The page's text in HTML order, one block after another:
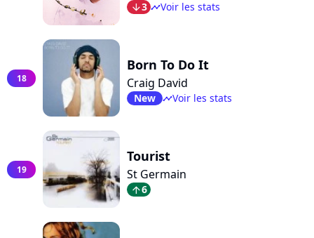
arrow_bot3 timelineVoir les stats
18
Born To Do It
Craig David
New timelineVoir les stats
19
Tourist
St Germain
arrow_top6